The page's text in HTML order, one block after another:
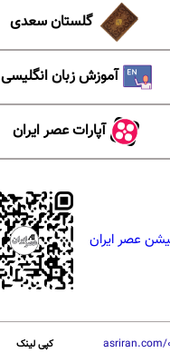
گلستان سعدی
آموزش زبان انگلیسی
آپارات عصر ایران
عصر ایران
کپی لینک